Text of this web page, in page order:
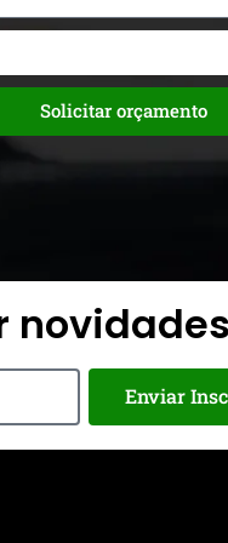
Solicitar orçamento
novidades
Enviar